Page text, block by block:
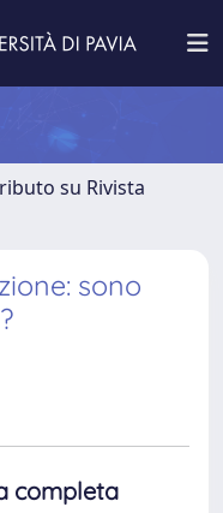
su Rivista
sono
completa